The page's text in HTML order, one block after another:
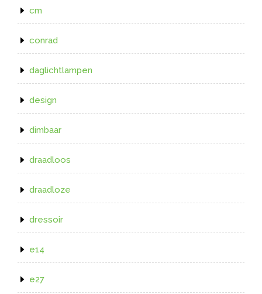
cm
conrad
daglichtlampen
design
dimbaar
draadloos
draadloze
dressoir
e14
e27